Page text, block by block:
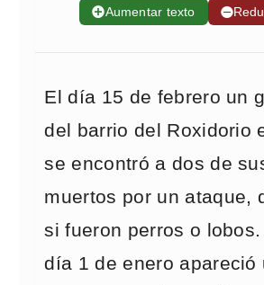
➕Aumentar texto ➖
El día 15 de febrero un
del barrio del Roxidorio
se encontró a dos de
muertos por un ataque,
si fueron perros o
día 1 de enero apareció